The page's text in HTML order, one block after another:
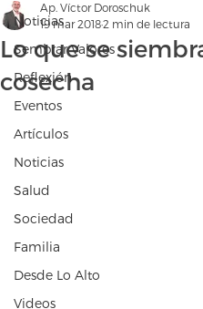
Noticias
Sembrar Valores
Reflexión
Eventos
Artículos
Noticias
Salud
Sociedad
Familia
Desde Lo Alto
Videos
Lo que se
cosecha
Ap. Víctor Doroschuk
19 mar 20182 min de lectura